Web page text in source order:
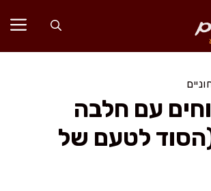
עם חלבה
לטעם של